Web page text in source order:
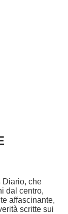
Diario, che
dal centro,
affascinante,
scritte sui